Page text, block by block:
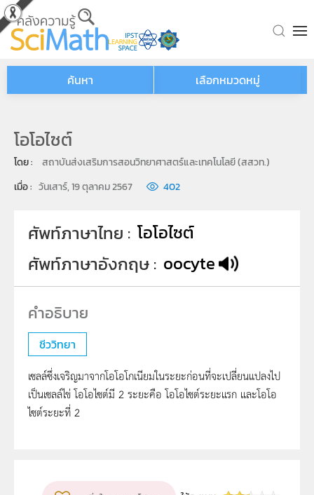
Skip to main content
ค้นหา เลือกหมวดหมู่
โอโอไซต์
โดย :
สถาบันส่งเสริมการสอนวิทยาศาสตร์และเทคโนโลยี (สสวท.)
เมื่อ : วันเสาร์, 19 ตุลาคม 2567 402
ศัพท์ภาษาไทย โอโอไซต์
ศัพท์ภาษาอังกฤษ oocyte
ชีววิทยา
เซลล์ซึ่งเจริญมาจากโอโอโกเนียมในระยะก่อนที่จะเปลี่ยนแปลงไป
เป็นเซลล์ไข่ โอโอไซต์มี 2 ระยะคือ โอโอไซต์ระยะแรก และโอโอ
ไซต์ระยะที่ 2